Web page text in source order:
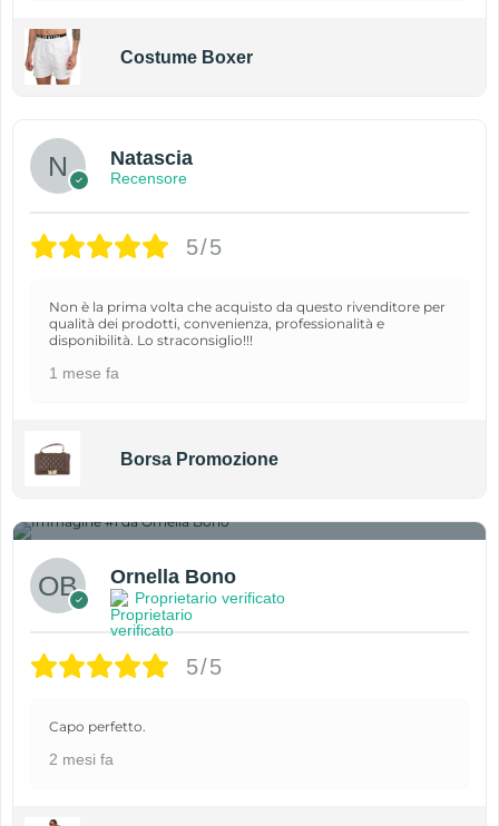
Costume Boxer
Natascia
Recensore
5/5
Non è la prima volta che acquisto da questo rivenditore per
qualità dei prodotti, convenienza, professionalità e
disponibilità. Lo straconsiglio!!!
1 mese fa
Borsa Promozione
Ornella Bono
Proprietario verificato
5/5
Capo perfetto.
2 mesi fa